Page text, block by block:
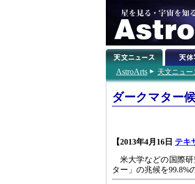
AstroArts 天文ニュー
ダークマター
【2013年4月16日 テキ
米大学などの国際
ター」の兆候を99.8%